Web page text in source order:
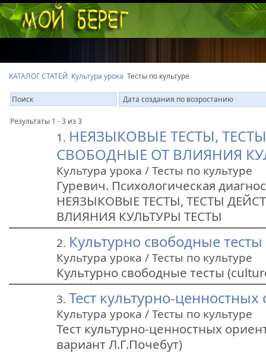
КАТАЛОГ СТАТЕЙ Культура урока Тесты по культуре
Результаты 1 - 3 из 3
1. НЕЯЗЫКОВЫЕ ТЕСТЫ,
СВОБОДНЫЕ ОТ ВЛИЯНИЯ
Культура урока / Тесты по культуре
Гуревич. Психологическая
НЕЯЗЫКОВЫЕ ТЕСТЫ, ТЕСТЫ
ВЛИЯНИЯ КУЛЬТУРЫ ТЕСТЫ
2. Культурно свободные тесты
Культура урока / Тесты по культуре
Культурно свободные тесты
3. Тест культурно-
Культура урока / Тесты по культуре
Тест культурно-ценностных
вариант Л.Г.Почебут)